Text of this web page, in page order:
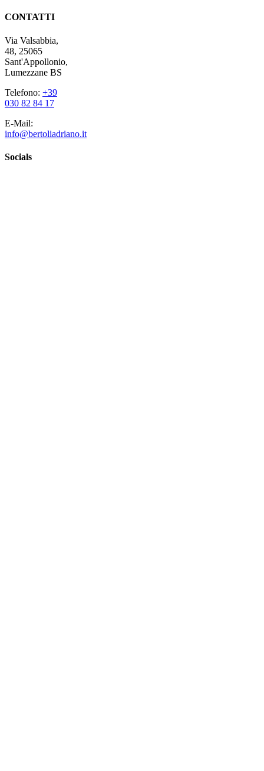
CONTATTI
Via Valsabbia,
48, 25065
Sant'Appollonio,
Lumezzane BS
Telefono: +39
030 82 84 17
E-Mail:
info@bertoliadriano.it
Socials